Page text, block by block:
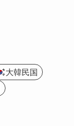
大韓民国